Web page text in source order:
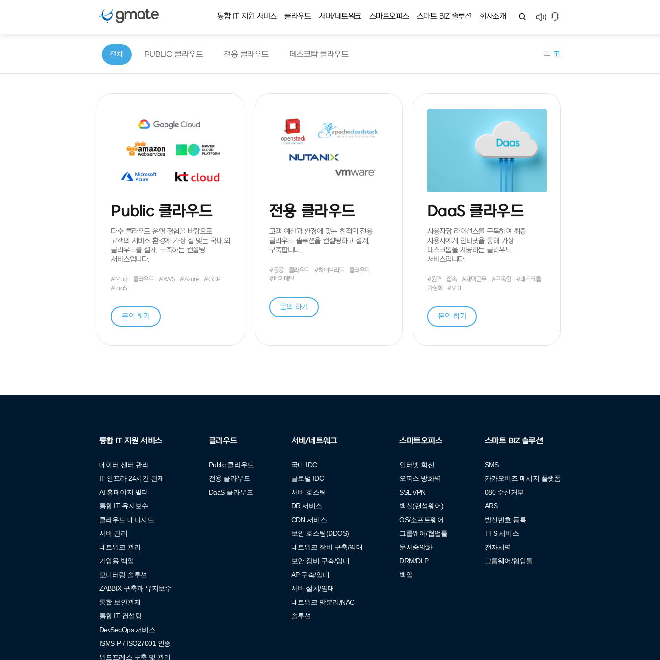
통합 IT 지원 서비스 클라우드 서버/네트워크 스마트오피스 스마트 BIZ 솔루션 회사소개
지금 바로 문의 주세요!
지메이트가 함께합니다
연락처* 이메일*
구글 검색 배너 광고 기타
전체 PUBLIC 클라우드 전용 클라우드 데스크탑 클라우드
Public 클라우드
다수 클라우드 운영 경험을 바탕으로
고객의 서비스 환경에 가장 잘 맞는 국내,외
클라우드를 설계, 구축하는 컨설팅
서비스입니다.
#Multi 클라우드 #AWS #Azure
#GCP
#IaaS
문의 하기
전용 클라우드
고객 예산과 환경에 맞는 최적의 전용
클라우드 솔루션을 컨설팅하고 설계,
구축합니다.
#공공 클라우드 #하이브리드
클라우드
#베어메탈
문의 하기
DaaS 클라우드
사용자당 라이선스를 구독하여 최종
사용자에게 인터넷을 통해 가상
데스크톱을 제공하는 클라우드
서비스입니다.
#원격 접속 #재택근무 #구독형
#데스크톱
가상화
#VDI
문의 하기
통합 IT 지원 서비스
데이터 센터 관리
IT 인프라 24시간 관제
AI 홈페이지 빌더
통합 IT 유지보수
클라우드 매니지드
서버 관리
네트워크 관리
기업용 백업
모니터링 솔루션
ZABBIX 구축과 유지보수
통합 보안관제
통합 IT 컨설팅
DevSecOps 서비스
ISMS-P / ISO27001 인증
워드프레스 구축 및 관리
클라우드
Public 클라우드
전용 클라우드
DaaS 클라우드
서버/네트워크
국내 IDC
글로벌 IDC
서버 호스팅
DR 서비스
CDN 서비스
보안 호스팅(DDOS)
네트워크 장비 구축/임대
보안 장비 구축/임대
AP 구축/임대
서버 설치/임대
네트워크 망분리/NAC
솔루션
스마트오피스
인터넷 회선
오피스 방화벽
SSL VPN
백신(랜섬웨어)
OS/소프트웨어
그룹웨어/협업툴
문서중앙화
DRM/DLP
백업
스마트 BIZ 솔루션
SMS
카카오비즈 메시지 플랫폼
080 수신거부
ARS
발신번호 등록
TTS 서비스
전자서명
그룹웨어/협업툴